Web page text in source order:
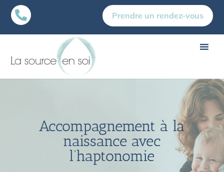
 Prendre un rendez-vous
Accompagnement à la
naissance avec
l’haptonomie